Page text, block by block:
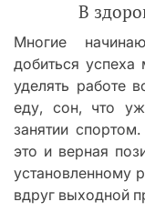
В
Многие
добиться
уделять работе
еду, сон, что
занятии
это и верная
установленному
вдруг выходной